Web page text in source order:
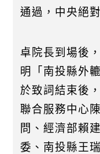
通過，中央絕
卓院長到場後
明「南投縣外
於致詞結束後
聯合服務中心
問、經濟部賴
委、南投縣王